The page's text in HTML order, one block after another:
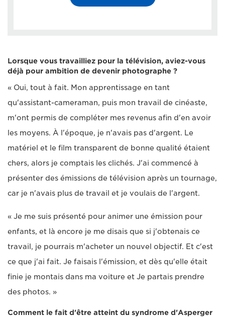
Lorsque vous travailliez pour la télévision, aviez-vous
déjà pour ambition de devenir photographe ?
« Oui, tout à fait. Mon apprentissage en tant
qu'assistant-cameraman, puis mon travail de cinéaste,
m'ont permis de compléter mes revenus afin d'en avoir
les moyens. À l'époque, je n'avais pas d'argent. Le
matériel et le film transparent de bonne qualité étaient
chers, alors je comptais les clichés. J'ai commencé à
présenter des émissions de télévision après un tournage,
car je n'avais plus de travail et je voulais de l'argent.
« Je me suis présenté pour animer une émission pour
enfants, et là encore je me disais que si j'obtenais ce
travail, je pourrais m'acheter un nouvel objectif. Et c'est
ce que j'ai fait. Je faisais l'émission, et dès qu'elle était
finie je montais dans ma voiture et Je partais prendre
des photos. »
Comment le fait d'être atteint du syndrome d'Asperger